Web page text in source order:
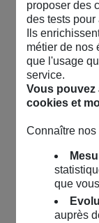
proposer des
des tests pour
Ils
métier de nos
que l'usage
service.
Vous pouvez
cookies et
Connaître nos
que
auprès